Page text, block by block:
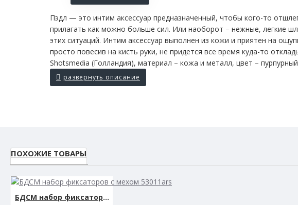
Пэдл — это интим аксессуар предназначенный, чтобы кого-то
прилагать как можно больше сил. Или наоборот – нежные, легкие
этих ситуаций. Интим аксессуар выполнен из кожи и приятен на
просто повесив на кисть руки, не придется все время куда-то
Shotsmedia (Голландия), материал – кожа и металл, цвет –
ПОХОЖИЕ ТОВАРЫ
БДСМ набор фиксаторов с мехом 53011ars